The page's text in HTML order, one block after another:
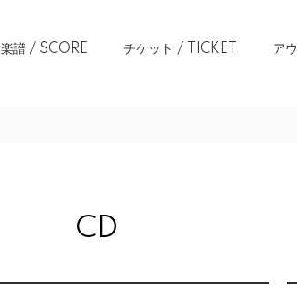
楽譜 / SCORE チケット / TICKET ア
CD